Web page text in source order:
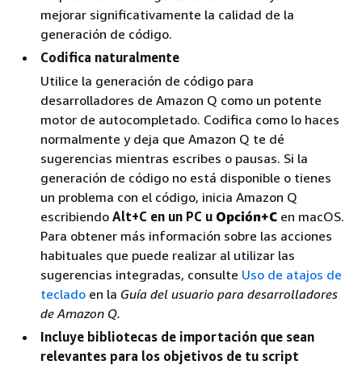
mejorar significativamente la calidad de la
generación de código.
Codifica naturalmente
Utilice la generación de código para
desarrolladores de Amazon Q como un potente
motor de autocompletado. Codifica como lo haces
normalmente y deja que Amazon Q te dé
sugerencias mientras escribes o pausas. Si la
generación de código no está disponible o tienes
un problema con el código, inicia Amazon Q
escribiendo Alt+C en un PC u Opción+C en macOS.
Para obtener más información sobre las acciones
habituales que puede realizar al utilizar las
sugerencias integradas, consulte Uso de atajos de
teclado en la Guía del usuario para desarrolladores
de Amazon Q.
Incluye bibliotecas de importación que sean
relevantes para los objetivos de tu script